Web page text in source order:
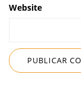
Website